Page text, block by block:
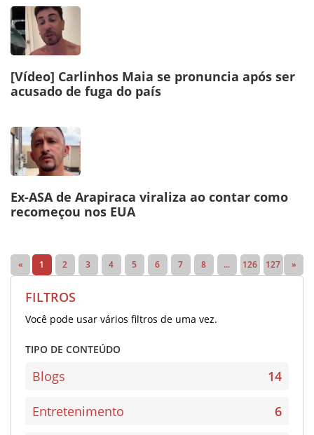
[Vídeo] Carlinhos Maia se pronuncia após ser
acusado de fuga do país
Ex-ASA de Arapiraca viraliza ao contar como
recomeçou nos EUA
« 1 2 3 4 5 6 7 8 ... 126 127 »
FILTROS
Você pode usar vários filtros de uma vez.
TIPO DE CONTEÚDO
Blogs 14
Entretenimento 6